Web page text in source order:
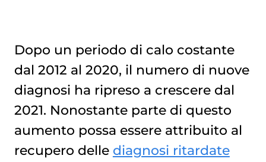
Dopo un periodo di calo costante
dal 2012 al 2020, il numero di nuove
diagnosi ha ripreso a crescere dal
2021. Nonostante parte di questo
aumento possa essere attribuito al
recupero delle diagnosi ritardate